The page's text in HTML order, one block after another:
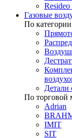
Газовые
По категории
Детали
По торговой
Adrian
IMIT
SIT